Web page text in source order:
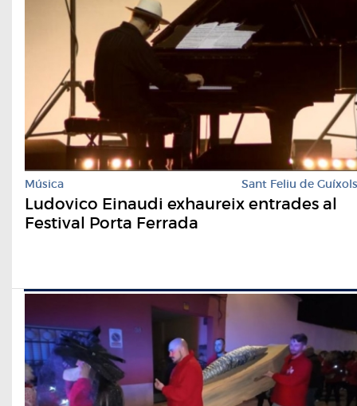
Música Sant Feliu de Guíxols
Ludovico Einaudi exhaureix entrades al
Festival Porta Ferrada